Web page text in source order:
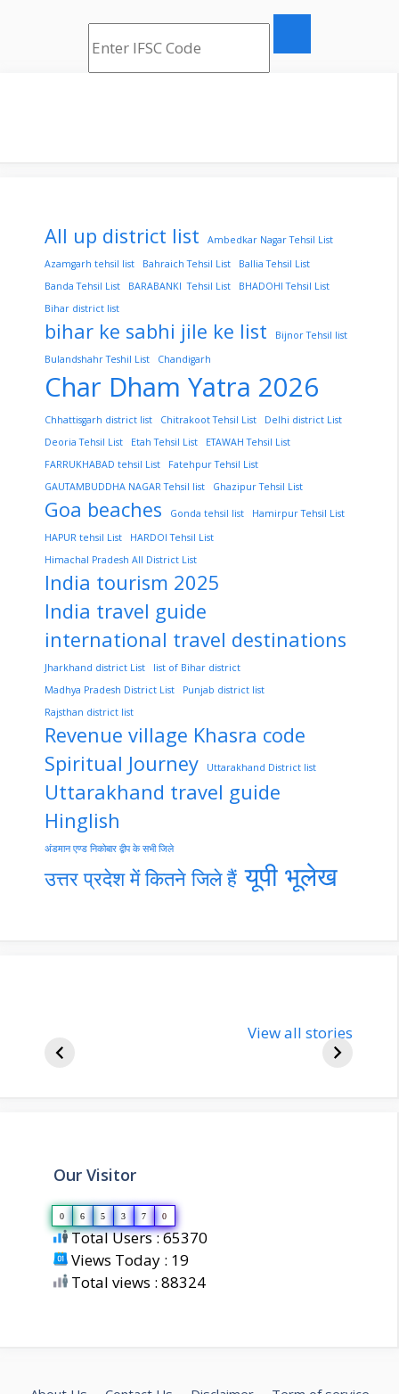
All up district list
Ambedkar Nagar Tehsil List
Azamgarh tehsil list
Bahraich Tehsil List
Ballia Tehsil List
Banda Tehsil List
BARABANKI Tehsil List
BHADOHI Tehsil List
Bihar district list
bihar ke sabhi jile ke list
Bijnor Tehsil list
Bulandshahr Teshil List
Chandigarh
Char Dham Yatra 2026
Chhattisgarh district list Chitrakoot Tehsil List
Delhi district List
Deoria Tehsil List
Etah Tehsil List
ETAWAH Tehsil List
FARRUKHABAD tehsil List
Fatehpur Tehsil List
GAUTAMBUDDHA NAGAR Tehsil list
Ghazipur Tehsil List
Goa beaches Gonda tehsil list
Hamirpur Tehsil List
HAPUR tehsil List
HARDOI Tehsil List
Himachal Pradesh All District List
India tourism 2025
India travel guide
international travel destinations
Jharkhand district List
list of Bihar district
Madhya Pradesh District List
Punjab district list
Rajsthan district list
Revenue village Khasra code
Spiritual Journey
Uttarakhand District list
Uttarakhand travel guide
Hinglish
अंडमान एण्ड निकोबार द्वीप के सभी जिले
उत्तर प्रदेश में कितने जिले हैं यूपी भूलेख
bjp-india-
about
View all stories
Our Visitor
0 6 5 3 7 0
Total Users : 65370
Views Today : 19
Total views : 88324